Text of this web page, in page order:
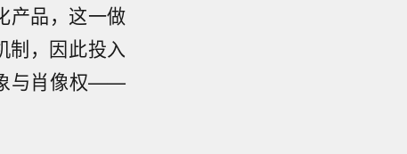
产品，这一做
制，因此投入
与肖像权——